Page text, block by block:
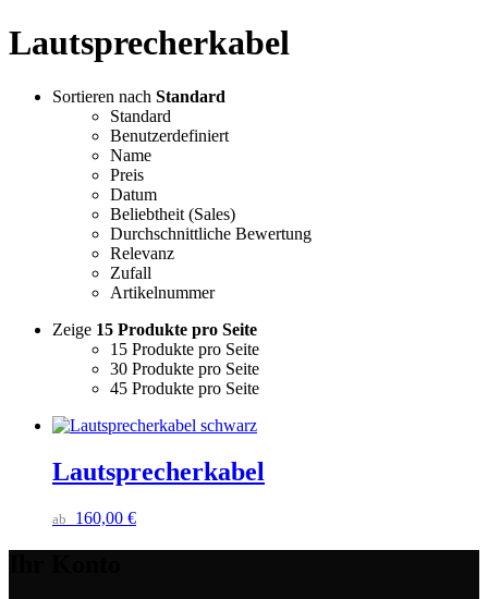
Lautsprecherkabel
Sortieren nach Standard
Standard
Benutzerdefiniert
Name
Preis
Datum
Beliebtheit (Sales)
Durchschnittliche Bewertung
Relevanz
Zufall
Artikelnummer
Zeige 15 Produkte pro Seite
15 Produkte pro Seite
30 Produkte pro Seite
45 Produkte pro Seite
Lautsprecherkabel
ab 160,00 €